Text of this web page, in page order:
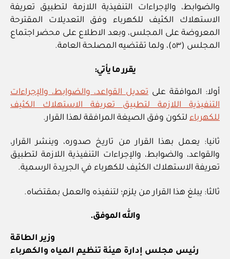
والضوابط، والإجراءات التنفيذية اللازمة لتطبيق تعريفة
الاستهلاك الكثيف للكهرباء وفق التعديلات المقترحة
المعروضة على المجلس، وبعد الاطلاع على محضر اجتماع
المجلس (٥٣)، ولما تقتضيه المصلحة العامة.
يقرر ما يأتي:
أولا: الموافقة على تعديل القواعد، والضوابط، والإجراءات
التنفيذية اللازمة لتطبيق تعريفة الاستهلاك الكثيف
للكهرباء لتكون وفق الصيغة المرافقة لهذا القرار.
ثانيا: يعمل بهذا القرار من تاريخ صدوره، وينشر القرار،
والقواعد، والضوابط، والإجراءات التنفيذية اللازمة لتطبيق
تعريفة الاستهلاك الكثيف للكهرباء في الجريدة الرسمية.
ثالثا: يبلغ هذا القرار من يلزم؛ لتنفيذه والعمل بمقتضاه.
والله الموفق.
وزير الطاقة
رئيس مجلس إدارة هيئة تنظيم المياه والكهرباء